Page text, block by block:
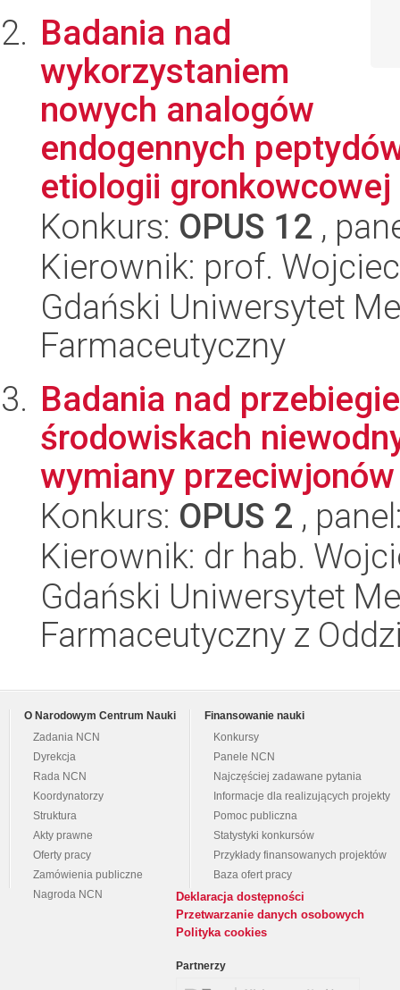
Badania nad
wykorzystaniem
nowych analogów
endogennych
etiologii gronkowcowej
Konkurs: OPUS 12 ,
Kierownik: prof.
Gdański Uniwersytet
Farmaceutyczny
Badania nad
środowiskach
wymiany
Konkurs: OPUS 2 ,
Kierownik: dr hab.
Gdański Uniwersytet
Farmaceutyczny z
O Narodowym Centrum Nauki
Zadania NCN
Dyrekcja
Rada NCN
Koordynatorzy
Struktura
Akty prawne
Oferty pracy
Zamówienia publiczne
Nagroda NCN
Finansowanie nauki
Konkursy
Panele NCN
Najczęściej zadawane pytania
Informacje dla realizujących projekty
Pomoc publiczna
Statystyki konkursów
Przykłady finansowanych projektów
Baza ofert pracy
Deklaracja dostępności
Przetwarzanie danych osobowych
Polityka cookies
Partnerzy